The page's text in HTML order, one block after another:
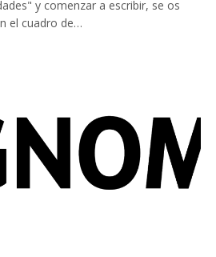
y comenzar a escribir, se os
el cuadro de…